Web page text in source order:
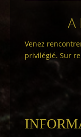
A
Venez
privilégié. Sur